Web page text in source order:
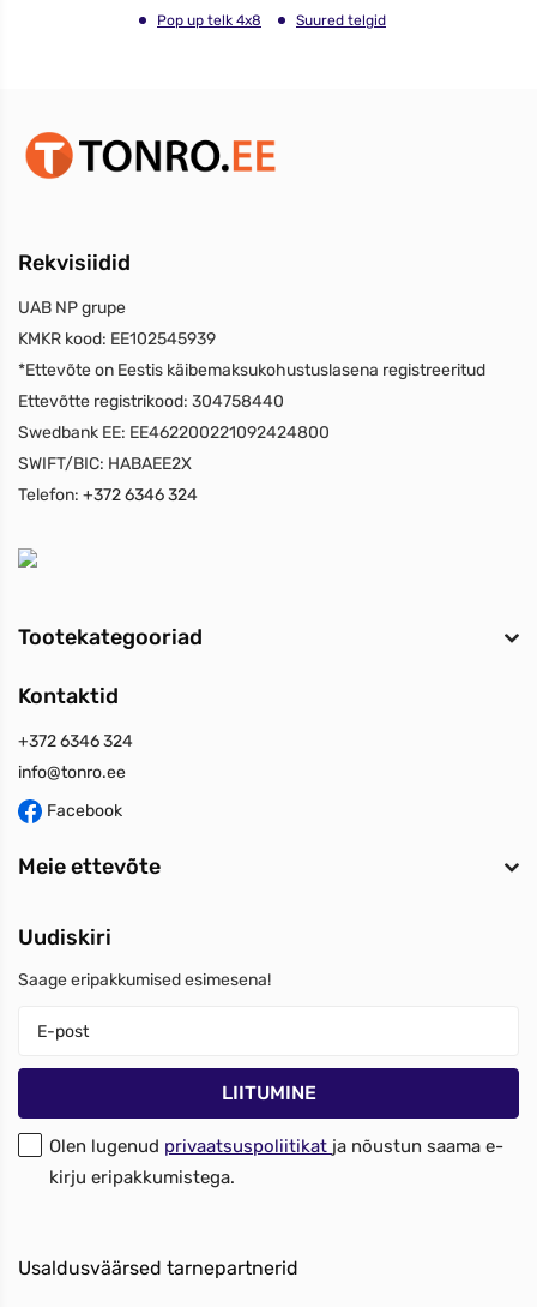
Pop up telk 4x8
Suured telgid
Rekvisiidid
UAB NP grupe
KMKR kood: EE102545939
*Ettevõte on Eestis käibemaksukohustuslasena registreeritud
Ettevõtte registrikood: 304758440
Swedbank EE: EE462200221092424800
SWIFT/BIC: HABAEE2X
Telefon: +372 6346 324
Tootekategooriad
Kontaktid
+372 6346 324
info@tonro.ee
Facebook
Meie ettevõte
Uudiskiri
Saage eripakkumised esimesena!
Olen lugenud privaatsuspoliitikat ja nõustun saama e-
kirju eripakkumistega.
Usaldusväärsed tarnepartnerid